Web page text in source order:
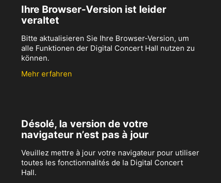
Ihre Browser-Version ist leider
veraltet
Bitte aktualisieren Sie Ihre Browser-Version, um
alle Funktionen der Digital Concert Hall nutzen zu
können.
Mehr erfahren
Désolé, la version de votre
navigateur n’est pas à jour
Veuillez mettre à jour votre navigateur pour utiliser
toutes les fonctionnalités de la Digital Concert
Hall.